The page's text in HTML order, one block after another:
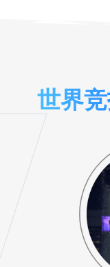
世界